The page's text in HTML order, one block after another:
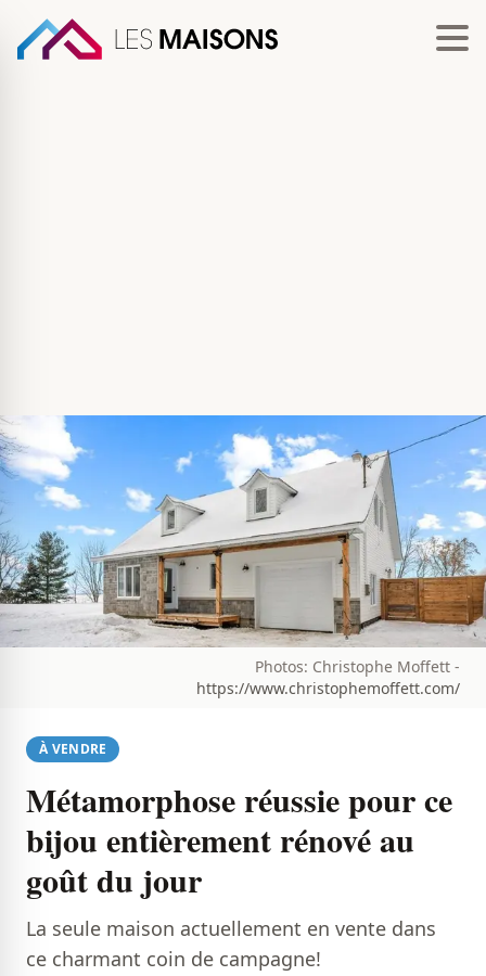
Photos: Christophe Moffett -
https://www.christophemoffett.com/
À VENDRE
Métamorphose réussie pour ce
bijou entièrement rénové au
goût du jour
La seule maison actuellement en vente dans
ce charmant coin de campagne!